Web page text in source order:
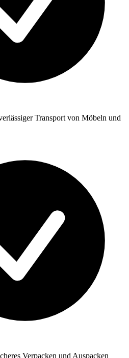
Transport von Möbeln und
Verpacken und Auspacken